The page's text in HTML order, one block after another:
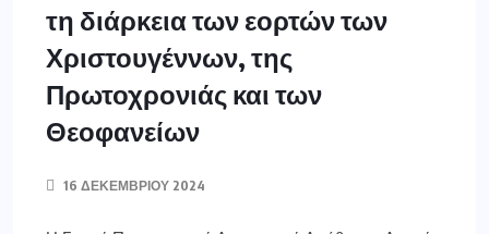
τη διάρκεια των εορτών των
Χριστουγέννων, της
Πρωτοχρονιάς και των
Θεοφανείων
16 ΔΕΚΕΜΒΡΊΟΥ 2024